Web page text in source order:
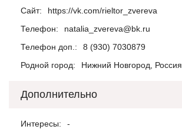
Сайт:
https://vk.com/rieltor_zvereva
Телефон:
natalia_zvereva@bk.ru
Телефон доп.:
8 (930) 7030879
Родной город:
Нижний Новгород, Россия
Дополнительно
Интересы:
-